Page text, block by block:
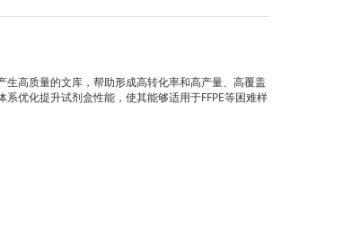
高质量的文库，帮助形成高转化率和高产量、高覆盖
优化提升试剂盒性能，使其能够适用于FFPE等困难样